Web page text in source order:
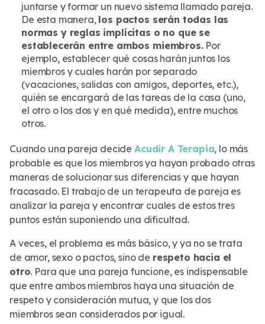
juntarse y formar un nuevo sistema llamado pareja.
De esta manera, los pactos serán todas las
normas y reglas implícitas o no que se
establecerán entre ambos miembros.Por
ejemplo, establecer qué cosas harán juntos los
miembros y cuales harán por separado
(vacaciones, salidas con amigos, deportes, etc.),
quién se encargará de las tareas de la casa (uno,
el otro o los dos y en qué medida), entre muchos
otros.
Cuando una pareja decide Acudir A Terapia, lo más
probable es que los miembros ya hayan probado otras
maneras de solucionar sus diferencias y que hayan
fracasado. El trabajo de un terapeuta de pareja es
analizar la pareja y encontrar cuales de estos tres
puntos están suponiendo una dificultad.
A veces, el problema es más básico, y ya no se trata
de amor, sexo o pactos, sino de respeto hacia el
otro. Para que una pareja funcione, es indispensable
que entre ambos miembros haya una situación de
respeto y consideración mutua, y que los dos
miembros sean considerados por igual.